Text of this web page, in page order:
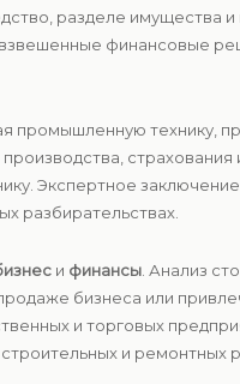
разделе имущества
финансовые
промышленную технику,
страхования
Экспертное
разбирательствах.
и финансы . Анализ
бизнеса или
и торговых
и ремонтных